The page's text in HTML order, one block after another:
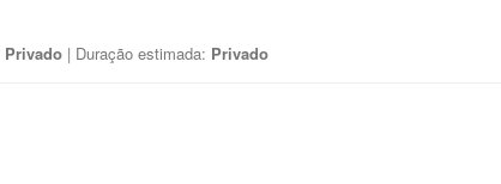
Privado | Duração estimada: Privado